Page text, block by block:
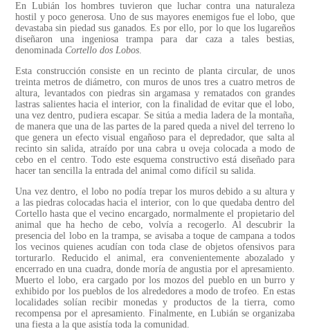
En Lubián los hombres tuvieron que luchar contra una naturaleza
hostil y poco generosa. Uno de sus mayores enemigos fue el lobo, que
devastaba sin piedad sus ganados. Es por ello, por lo que los lugareños
diseñaron una ingeniosa trampa para dar caza a tales bestias,
denominada Cortello dos Lobos.
Esta construcción consiste en un recinto de planta circular, de unos
treinta metros de diámetro, con muros de unos tres a cuatro metros de
altura, levantados con piedras sin argamasa y rematados con grandes
lastras salientes hacia el interior, con la finalidad de evitar que el lobo,
una vez dentro, pudiera escapar. Se sitúa a media ladera de la montaña,
de manera que una de las partes de la pared queda a nivel del terreno lo
que genera un efecto visual engañoso para el depredador, que salta al
recinto sin salida, atraído por una cabra u oveja colocada a modo de
cebo en el centro. Todo este esquema constructivo está diseñado para
hacer tan sencilla la entrada del animal como difícil su salida.
Una vez dentro, el lobo no podía trepar los muros debido a su altura y
a las piedras colocadas hacia el interior, con lo que quedaba dentro del
Cortello hasta que el vecino encargado, normalmente el propietario del
animal que ha hecho de cebo, volvía a recogerlo. Al descubrir la
presencia del lobo en la trampa, se avisaba a toque de campana a todos
los vecinos quienes acudían con toda clase de objetos ofensivos para
torturarlo. Reducido el animal, era convenientemente abozalado y
encerrado en una cuadra, donde moría de angustia por el apresamiento.
Muerto el lobo, era cargado por los mozos del pueblo en un burro y
exhibido por los pueblos de los alrededores a modo de trofeo. En estas
localidades solían recibir monedas y productos de la tierra, como
recompensa por el apresamiento. Finalmente, en Lubián se organizaba
una fiesta a la que asistía toda la comunidad.